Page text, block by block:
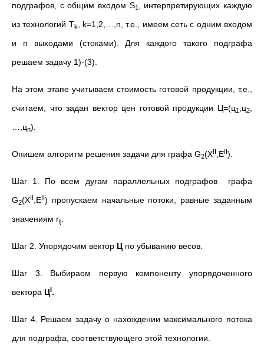
подграфов, с общим входом S1
, интерпретирующих каждую
из технологий Tk
, k=1,2,…,n, т.е., имеем сеть с одним входом
и n выходами (стоками). Для каждого такого подграфа
решаем задачу 1)-(3).
На этом этапе учитываем стоимость готовой продукции, т.е.,
считаем, что задан вектор цен готовой продукции Ц=(ц1 ,ц2
…,цn).
Опишем алгоритм решения задачи для графа G2(XII ,EII).
Шаг 1. По всем дугам параллельных подграфов графа
G2(XII ,EII) пропускаем начальные потоки, равные заданным
значениям rij
Шаг 2. Упорядочим вектор Ц по убыванию весов.
Шаг 3. Выбираем первую компоненту упорядоченного
вектора ЦI.
Шаг 4. Решаем задачу о нахождении максимального потока
для подграфа, соответствующего этой технологии.